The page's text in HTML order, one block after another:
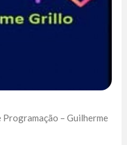
Programação – Guilherme